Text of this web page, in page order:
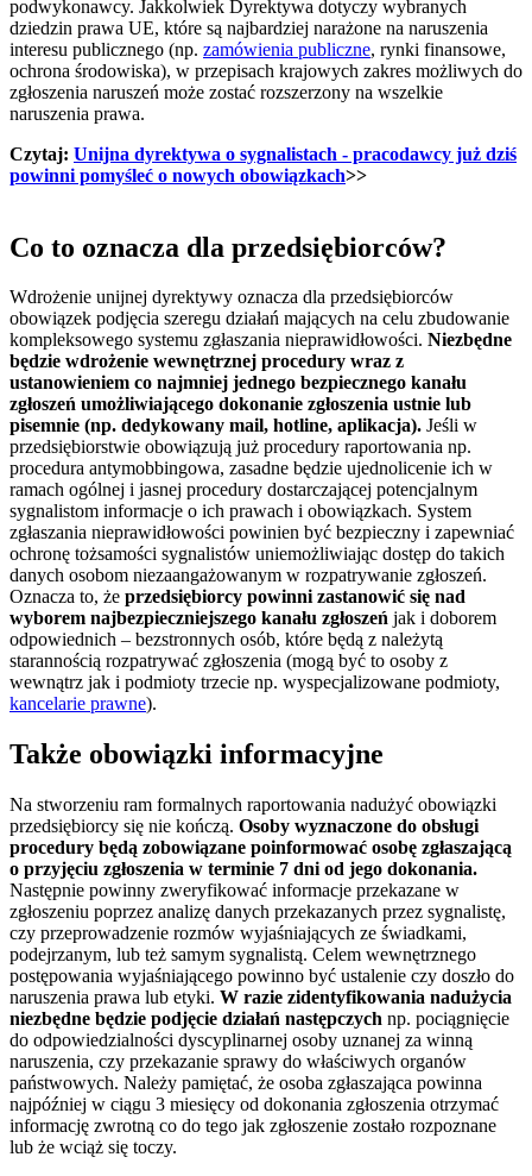
podwykonawcy. Jakkolwiek Dyrektywa dotyczy wybranych
dziedzin prawa UE, które są najbardziej narażone na naruszenia
interesu publicznego (np. zamówienia publiczne, rynki finansowe,
ochrona środowiska), w przepisach krajowych zakres możliwych do
zgłoszenia naruszeń może zostać rozszerzony na wszelkie
naruszenia prawa.
Czytaj: Unijna dyrektywa o sygnalistach - pracodawcy już dziś
powinni pomyśleć o nowych obowiązkach>>
Co to oznacza dla przedsiębiorców?
Wdrożenie unijnej dyrektywy oznacza dla przedsiębiorców
obowiązek podjęcia szeregu działań mających na celu zbudowanie
kompleksowego systemu zgłaszania nieprawidłowości. Niezbędne
będzie wdrożenie wewnętrznej procedury wraz z
ustanowieniem co najmniej jednego bezpiecznego kanału
zgłoszeń umożliwiającego dokonanie zgłoszenia ustnie lub
pisemnie (np. dedykowany mail, hotline, aplikacja). Jeśli w
przedsiębiorstwie obowiązują już procedury raportowania np.
procedura antymobbingowa, zasadne będzie ujednolicenie ich w
ramach ogólnej i jasnej procedury dostarczającej potencjalnym
sygnalistom informacje o ich prawach i obowiązkach. System
zgłaszania nieprawidłowości powinien być bezpieczny i zapewniać
ochronę tożsamości sygnalistów uniemożliwiając dostęp do takich
danych osobom niezaangażowanym w rozpatrywanie zgłoszeń.
Oznacza to, że przedsiębiorcy powinni zastanowić się nad
wyborem najbezpieczniejszego kanału zgłoszeń jak i doborem
odpowiednich – bezstronnych osób, które będą z należytą
starannością rozpatrywać zgłoszenia (mogą być to osoby z
wewnątrz jak i podmioty trzecie np. wyspecjalizowane podmioty,
kancelarie prawne).
Także obowiązki informacyjne
Na stworzeniu ram formalnych raportowania nadużyć obowiązki
przedsiębiorcy się nie kończą. Osoby wyznaczone do obsługi
procedury będą zobowiązane poinformować osobę zgłaszającą
o przyjęciu zgłoszenia w terminie 7 dni od jego dokonania.
Następnie powinny zweryfikować informacje przekazane w
zgłoszeniu poprzez analizę danych przekazanych przez sygnalistę,
czy przeprowadzenie rozmów wyjaśniających ze świadkami,
podejrzanym, lub też samym sygnalistą. Celem wewnętrznego
postępowania wyjaśniającego powinno być ustalenie czy doszło do
naruszenia prawa lub etyki. W razie zidentyfikowania nadużycia
niezbędne będzie podjęcie działań następczych np. pociągnięcie
do odpowiedzialności dyscyplinarnej osoby uznanej za winną
naruszenia, czy przekazanie sprawy do właściwych organów
państwowych. Należy pamiętać, że osoba zgłaszająca powinna
najpóźniej w ciągu 3 miesięcy od dokonania zgłoszenia otrzymać
informację zwrotną co do tego jak zgłoszenie zostało rozpoznane
lub że wciąż się toczy.